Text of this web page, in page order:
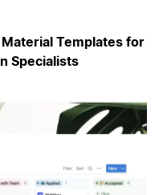
Templates for
Specialists